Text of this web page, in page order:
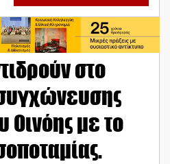
στο
Οινόης με το